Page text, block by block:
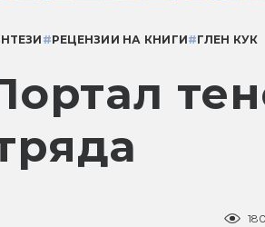
#РЕЦЕНЗИИ НА КНИГИ#ГЛЕН КУК